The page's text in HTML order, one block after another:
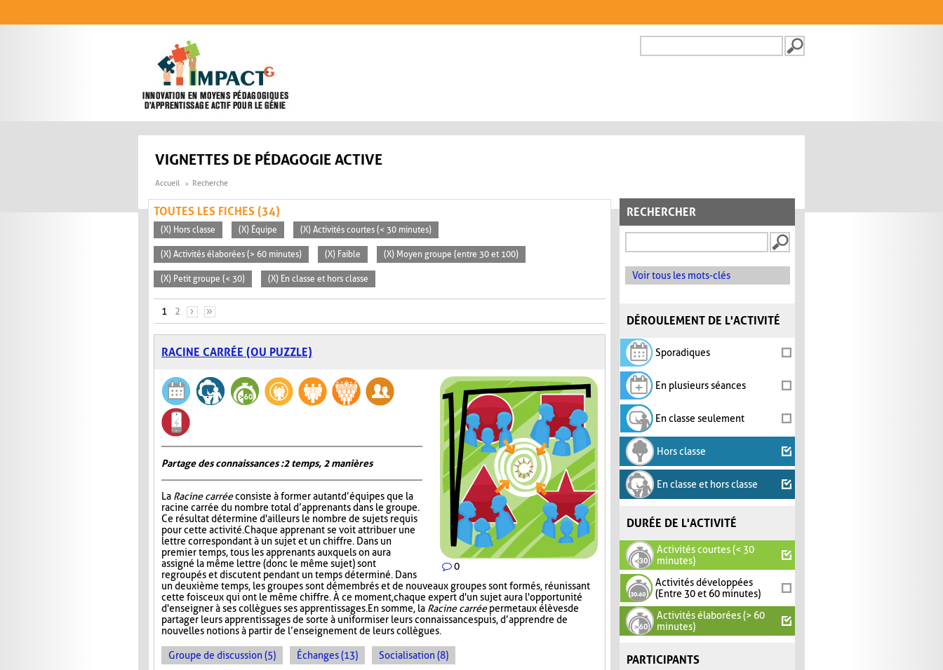
FORMULAIRE DE
VIGNETTES DE PÉDAGOGIE ACTIVE
Accueil Recherche
RECHERCHER
Voir tous les mots-clés
DÉROULEMENT DE L'ACTIVITÉ
Sporadiques
En plusieurs séances
En classe seulement
Hors classe
En classe et hors classe
DURÉE DE L'ACTIVITÉ
Activités courtes (< 30
minutes)
Activités développées
(Entre 30 et 60 minutes)
Activités élaborées (> 60
minutes)
PARTICIPANTS
TOUTES LES FICHES (34)
(X) Hors classe (X) Équipe (X) Activités courtes (< 30 minutes)
(X) Activités élaborées (> 60 minutes) (X) Faible (X) Moyen groupe (entre 30 et 100)
(X) Petit groupe (< 30) (X) En classe et hors classe
PAGES
1 2 › »
RACINE CARRÉE (OU PUZZLE)
0
Partage des connaissances : 2 temps, 2 manières
La Racine carréeconsiste à former autant d’équipes que la
racine carrée du nombre total d’apprenants dans le groupe.
Ce résultat détermine d'ailleurs le nombre de sujets requis
pour cette activité. Chaque apprenant se voit attribuer une
lettre correspondant à un sujet et un chiffre. Dans un
premier temps, tous les apprenants auxquels on aura
assigné la même lettre (donc le même sujet) sont
regroupés et discutent pendant un temps déterminé. Dans
un deuxième temps, les groupes sont démembrés et de nouveaux groupes sont formés, réunissant
cette fois ceux qui ont le même chiffre. À ce moment, chaque expert d'un sujet aura l'opportunité
d'enseigner à ses collègues ses apprentissages. En somme, la Racine carréepermet aux élèves de
partager leurs apprentissages de sorte à uniformiser leurs connaissances puis, d’apprendre de
nouvelles notions à partir de l’enseignement de leurs collègues.
Groupe de discussion (5) Échanges (13) Socialisation (8)